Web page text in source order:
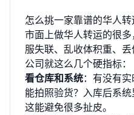
怎么挑一家靠谱的华人转
市面上做华人转运的很
服失联、乱收体积重、
公司就这么几个硬指标：
看仓库和系统：有没有
能拍照验货？入库后系统
这能避免很多扯皮。